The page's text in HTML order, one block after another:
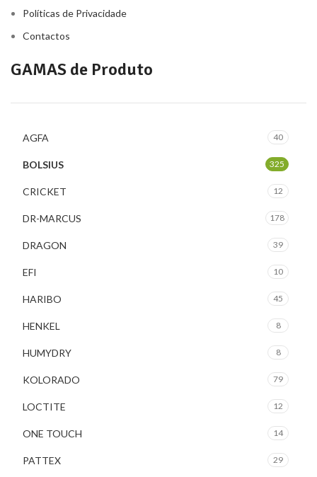
Políticas de Privacidade
Contactos
GAMAS de Produto
AGFA 40
BOLSIUS 325
CRICKET 12
DR-MARCUS 178
DRAGON 39
EFI 10
HARIBO 45
HENKEL 8
HUMYDRY 8
KOLORADO 79
LOCTITE 12
ONE TOUCH 14
PATTEX 29